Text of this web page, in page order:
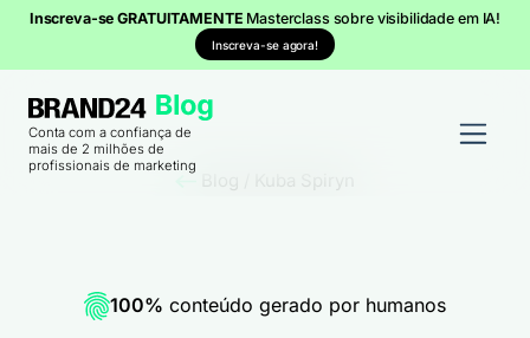
Inscreva-se GRATUITAMENTE Masterclass sobre visibilidade em IA!
Inscreva-se agora!
Conta com a confiança de
mais de 2 milhões de
profissionais de marketing
100% conteúdo gerado por humanos